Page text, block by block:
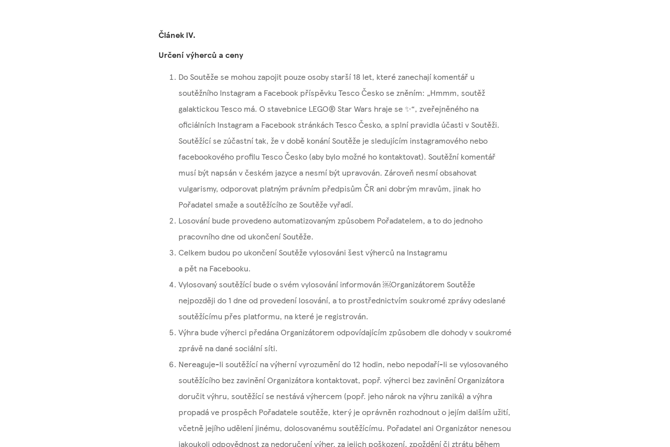
Článek IV.
Určení výherců a ceny
Do Soutěže se mohou zapojit pouze osoby starší 18 let, které zanechají komentář u
soutěžního Instagram a Facebook příspěvku Tesco Česko se zněním: „Hmmm, soutěž
galaktickou Tesco má. O stavebnice LEGO® Star Wars hraje se ✨“, zveřejněného na
oficiálních Instagram a Facebook stránkách Tesco Česko, a splní pravidla účasti v Soutěži.
Soutěžící se zúčastní tak, že v době konání Soutěže je sledujícím instagramového nebo
facebookového profilu Tesco Česko (aby bylo možné ho kontaktovat). Soutěžní komentář
musí být napsán v českém jazyce a nesmí být upravován. Zároveň nesmí obsahovat
vulgarismy, odporovat platným právním předpisům ČR ani dobrým mravům, jinak ho
Pořadatel smaže a soutěžícího ze Soutěže vyřadí.
Losování bude provedeno automatizovaným způsobem Pořadatelem, a to do jednoho
pracovního dne od ukončení Soutěže.
Celkem budou po ukončení Soutěže vylosováni šest výherců na Instagramu
a pět na Facebooku.
Vylosovaný soutěžící bude o svém vylosování informován ​￼​Organizátorem Soutěže
nejpozději do 1 dne od provedení losování, a to prostřednictvím soukromé zprávy odeslané
soutěžícímu přes platformu, na které je registrován.
Výhra bude výherci předána Organizátorem odpovídajícím způsobem dle dohody v soukromé
zprávě na dané sociální síti.
Nereaguje-li soutěžící na výherní vyrozumění do 12 hodin, nebo nepodaří-li se vylosovaného
soutěžícího bez zavinění Organizátora kontaktovat, popř. výherci bez zavinění Organizátora
doručit výhru, soutěžící se nestává výhercem (popř. jeho nárok na výhru zaniká) a výhra
propadá ve prospěch Pořadatele soutěže, který je oprávněn rozhodnout o jejím dalším užití,
včetně jejího udělení jinému, dolosovanému soutěžícímu. Pořadatel ani Organizátor nenesou
jakoukoli odpovědnost za nedoručení výher, za jejich poškození, zpoždění či ztrátu během